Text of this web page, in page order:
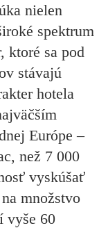
nielen
spektrum
ktoré sa pod
stávajú
hotela
Európe –
než 7 000
vyskúšať
množstvo
vyše 60